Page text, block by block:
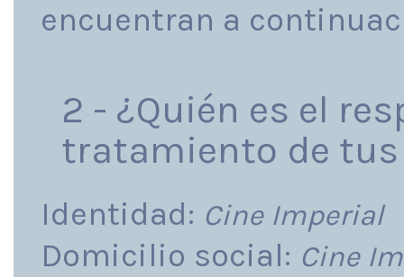
encuentran a
2 - ¿Quién es el
tratamiento de
Identidad: Cine Imperial
Domicilio social: Cine